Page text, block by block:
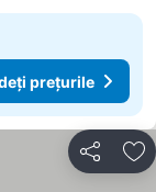
prețurile
Distribuiți